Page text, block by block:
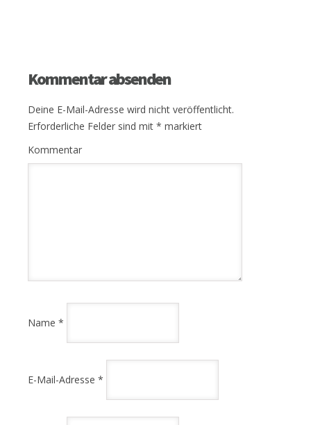
Kommentar absenden
Deine E-Mail-Adresse wird nicht veröffentlicht.
Erforderliche Felder sind mit * markiert
Kommentar
Name *
E-Mail-Adresse *